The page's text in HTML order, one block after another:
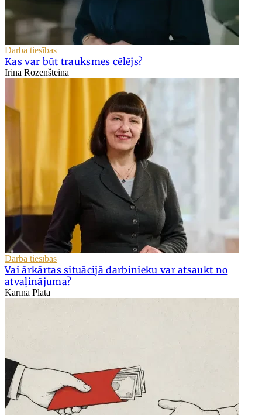
Darba tiesības
Kas var būt trauksmes cēlējs?
Irina Rozenšteina
Darba tiesības
Vai ārkārtas situācijā darbinieku var atsaukt no
atvaļinājuma?
Karīna Platā